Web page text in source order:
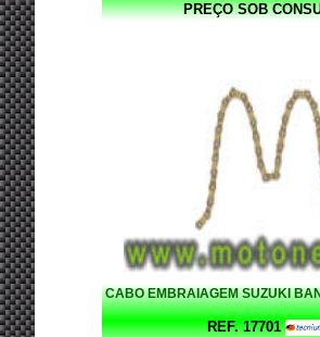
PREÇO SOB
CABO EMBRAIAGEM SUZUKI
REF. 17701